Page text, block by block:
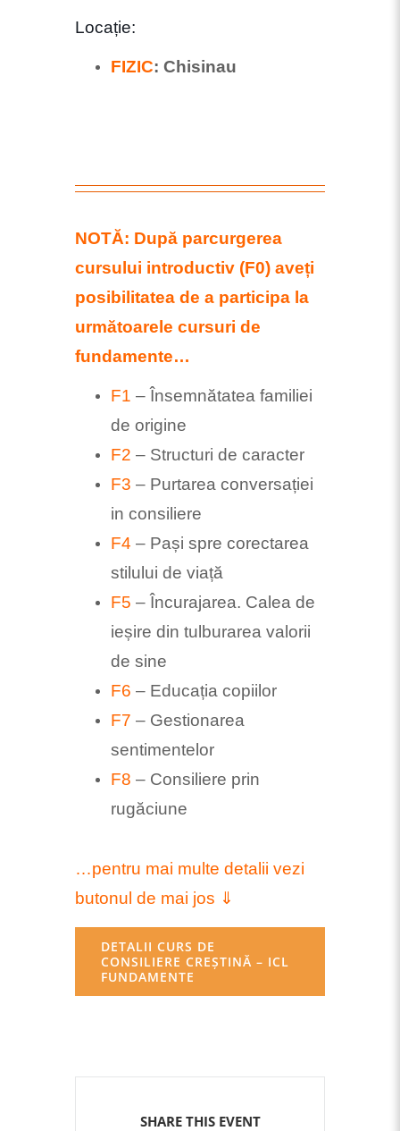
Locație:
FIZIC: Chisinau
NOTĂ: După parcurgerea
cursului introductiv (F0) aveți
posibilitatea de a participa la
următoarele cursuri de
fundamente…
F1 – Însemnătatea familiei
de origine
F2 – Structuri de caracter
F3 – Purtarea conversației
in consiliere
F4 – Pași spre corectarea
stilului de viață
F5 – Încurajarea. Calea de
ieșire din tulburarea valorii
de sine
F6 – Educația copiilor
F7 – Gestionarea
sentimentelor
F8 – Consiliere prin
rugăciune
…pentru mai multe detalii vezi
butonul de mai jos ⇓
DETALII CURS DE
CONSILIERE CREȘTINĂ – ICL
FUNDAMENTE
SHARE THIS EVENT